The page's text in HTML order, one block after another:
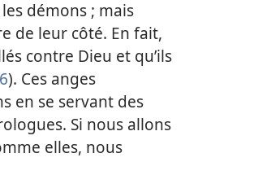
démons ; mais
de leur côté. En fait,
contre Dieu et qu’ils
). Ces anges
en se servant des
Si nous allons
elles, nous